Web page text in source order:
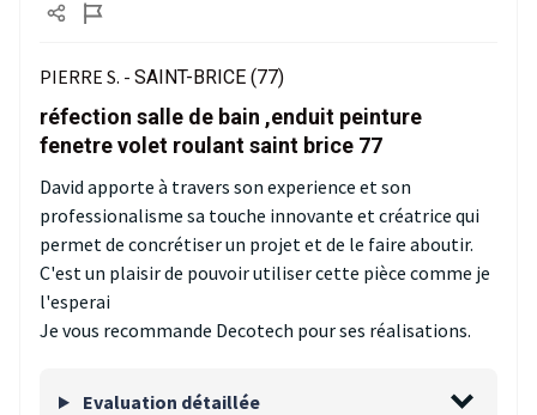
PIERRE S. - SAINT-BRICE (77)
réfection salle de bain ,enduit peinture
fenetre volet roulant saint brice 77
David apporte à travers son experience et son
professionalisme sa touche innovante et créatrice qui
permet de concrétiser un projet et de le faire aboutir.
C'est un plaisir de pouvoir utiliser cette pièce comme je
l'esperai
Je vous recommande Decotech pour ses réalisations.
Evaluation détaillée